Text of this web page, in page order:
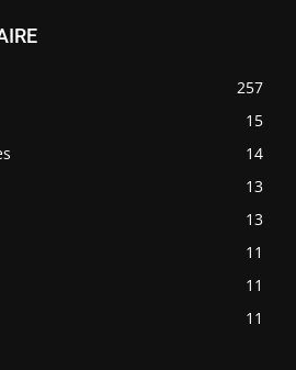
257
15
14
13
13
11
11
11